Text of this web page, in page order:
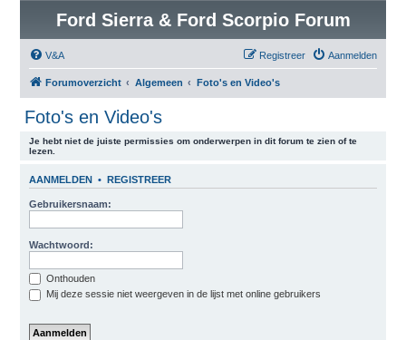
Ford Sierra & Ford Scorpio Forum
V&A Aanmelden
Registreer
Forumoverzicht Algemeen Foto's en Video's
Foto's en Video's
Je hebt niet de juiste permissies om onderwerpen in dit forum te zien of te
lezen.
AANMELDEN • REGISTREER
Gebruikersnaam:
Wachtwoord:
Onthouden
Mij deze sessie niet weergeven in de lijst met online gebruikers